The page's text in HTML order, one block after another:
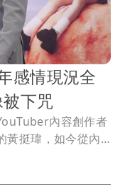
感情現況全
下咒
內容創作者
黃挺瑋，如今從內
第二張完整
。